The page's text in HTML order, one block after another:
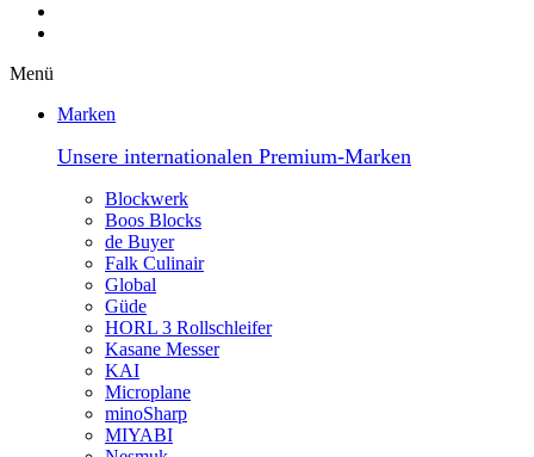
Menü
Marken
Unsere internationalen Premium-Marken
Blockwerk
Boos Blocks
de Buyer
Falk Culinair
Global
Güde
HORL 3 Rollschleifer
Kasane Messer
KAI
Microplane
minoSharp
MIYABI